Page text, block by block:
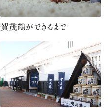
賀茂鶴ができるまで